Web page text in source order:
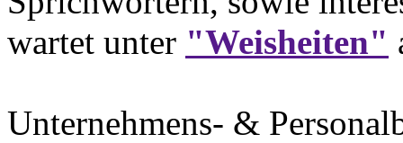
wartet unter "Weisheiten"
Unternehmens- &